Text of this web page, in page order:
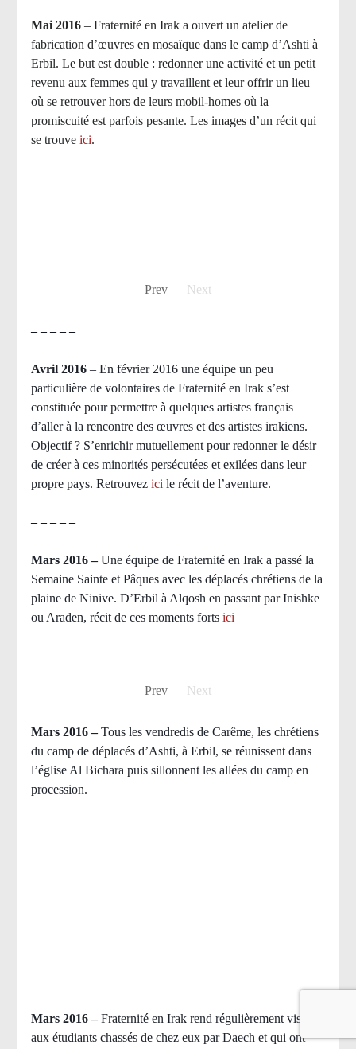
Mai 2016– Fraternité en Irak a ouvert un atelier de
fabrication d’œuvres en mosaïque dans le camp d’Ashti à
Erbil. Le but est double : redonner une activité et un petit
revenu aux femmes qui y travaillent et leur offrir un lieu
où se retrouver hors de leurs mobil-homes où la
promiscuité est parfois pesante. Les images d’un récit qui
se trouve ici.
Prev Next
– – – – –
Avril 2016– En février 2016 une équipe un peu
particulière de volontaires de Fraternité en Irak s’est
constituée pour permettre à quelques artistes français
d’aller à la rencontre des œuvres et des artistes irakiens.
Objectif ? S’enrichir mutuellement pour redonner le désir
de créer à ces minorités persécutées et exilées dans leur
propre pays. Retrouvez ici le récit de l’aventure.
– – – – –
Mars 2016 –Une équipe de Fraternité en Irak a passé la
Semaine Sainte et Pâques avec les déplacés chrétiens de la
plaine de Ninive. D’Erbil à Alqosh en passant par Inishke
ou Araden, récit de ces moments forts ici
Prev Next
Mars 2016 –Tous les vendredis de Carême, les chrétiens
du camp de déplacés d’Ashti, à Erbil, se réunissent dans
l’église Al Bichara puis sillonnent les allées du camp en
procession.
Mars 2016 –Fraternité en Irak rend régulièrement visite
aux étudiants chassés de chez eux par Daech et qui ont